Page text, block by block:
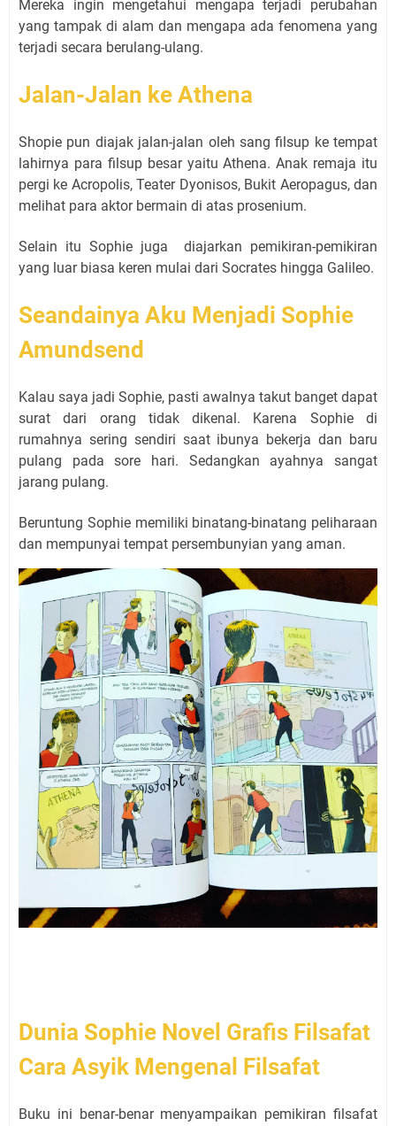
Mereka ingin mengetahui mengapa terjadi perubahan
yang tampak di alam dan mengapa ada fenomena yang
terjadi secara berulang-ulang.
Jalan-Jalan ke Athena
Shopie pun diajak jalan-jalan oleh sang filsup ke tempat
lahirnya para filsup besar yaitu Athena. Anak remaja itu
pergi ke Acropolis, Teater Dyonisos, Bukit Aeropagus, dan
melihat para aktor bermain di atas prosenium.
Selain itu Sophie juga
diajarkan pemikiran-pemikiran
yang luar biasa keren mulai dari Socrates hingga Galileo.
Seandainya Aku Menjadi Sophie
Amundsend
Kalau saya jadi Sophie, pasti awalnya takut banget dapat
surat dari orang tidak dikenal. Karena Sophie di
rumahnya sering sendiri saat ibunya bekerja dan baru
pulang pada sore hari. Sedangkan ayahnya sangat
jarang pulang.
Beruntung Sophie memiliki binatang-binatang peliharaan
dan mempunyai tempat persembunyian yang aman.
Dunia Sophie Novel Grafis Filsafat
Cara Asyik Mengenal Filsafat
Buku ini benar-benar menyampaikan pemikiran filsafat